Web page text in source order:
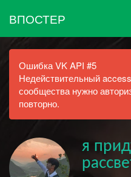
ВПОСТЕР
Ошибка VK API #5
Недействительный
сообщества нужно
повторно.
я